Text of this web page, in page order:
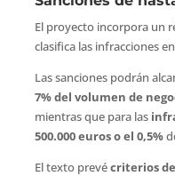
El proyecto incorpora un
clasifica las infracciones
Las sanciones podrán
7% del volumen de
mientras que para las
500.000 euros o el 0,5%
El texto prevécriterios